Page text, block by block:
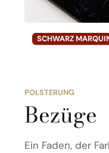
SCHWARZ
POLSTERUNG
Bezüge
Ein Faden, der